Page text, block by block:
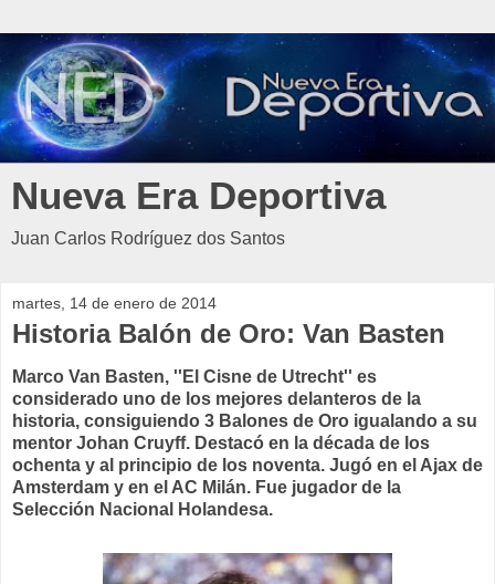
Nueva Era Deportiva
Juan Carlos Rodríguez dos Santos
martes, 14 de enero de 2014
Historia Balón de Oro: Van Basten
Marco Van Basten, ''El Cisne de Utrecht'' es
considerado uno de los mejores delanteros de la
historia, consiguiendo 3 Balones de Oro igualando a su
mentor Johan Cruyff. Destacó en la década de los
ochenta y al principio de los noventa. Jugó en el Ajax de
Amsterdam y en el AC Milán. Fue jugador de la
Selección Nacional Holandesa.